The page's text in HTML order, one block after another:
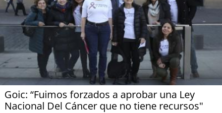
Goic: “Fuimos forzados a aprobar una Ley
Nacional Del Cáncer que no tiene recursos"